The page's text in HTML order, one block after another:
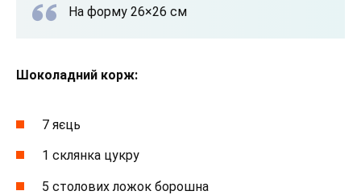
На форму 26×26 см
Шоколадний корж:
7 яєць
1 склянка цукру
5 столових ложок борошна